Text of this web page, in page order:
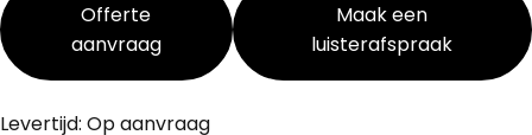
Offerte
aanvraag
Maak een
luisterafspraak
Levertijd: Op aanvraag